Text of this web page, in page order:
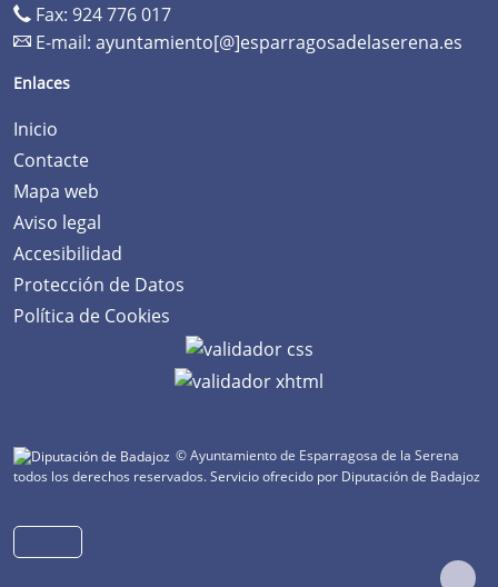
Fax: 924 776 017
E-mail: ayuntamiento[@]esparragosadelaserena.es
Enlaces
Inicio
Contacte
Mapa web
Aviso legal
Accesibilidad
Protección de Datos
Política de Cookies
© Ayuntamiento de Esparragosa de la Serena
todos los derechos reservados.Servicio ofrecido por Diputación de Badajoz